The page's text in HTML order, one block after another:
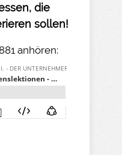
die
sollen!
anhören: